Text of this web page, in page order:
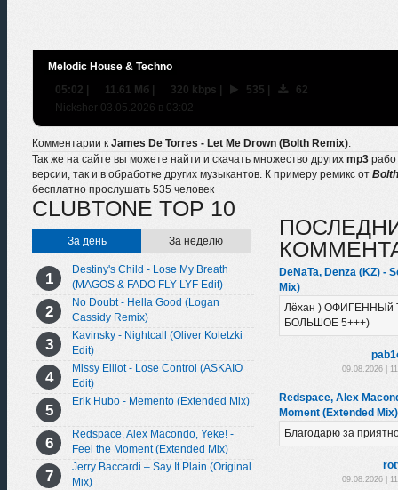
Melodic House & Techno
05:02 | 11.61 Мб | 320 kbps | 535 |
62
Nicksher 03.05.2026 в 03:02
Комментарии к James De Torres - Let Me Drown (Bolth Remix):
Так же на сайте вы можете найти и скачать множество других mp3
версии, так и в обработке других музыкантов. К примеру ремикс от
бесплатно прослушать 535 человек
CLUBTONE TOP 10
За день За неделю
Destiny's Child - Lose My Breath
(MAGOS & FADO FLY LYF Edit)
No Doubt - Hella Good (Logan
Cassidy Remix)
Kavinsky - Nightcall (Oliver Koletzki
Edit)
Missy Elliot - Lose Control (ASKAIO
Edit)
Erik Hubo - Memento (Extended Mix)
Redspace, Alex Macondo, Yeke! -
Feel the Moment (Extended Mix)
Jerry Baccardi – Say It Plain (Original
Mix)
DeNaTa, Denza (KZ) -
Mix)
Лёхан ) ОФИГЕННЫй
БОЛЬШОЕ 5+++)
09.08.2026 |
Redspace, Alex
Moment (Extended Mix)
Благодарю за
09.08.2026 |